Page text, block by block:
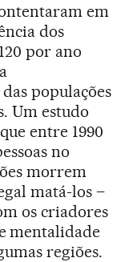
em
dos
por ano
populações
Um estudo
entre 1990
no
morrem
matá-los –
os criadores
mentalidade
regiões.